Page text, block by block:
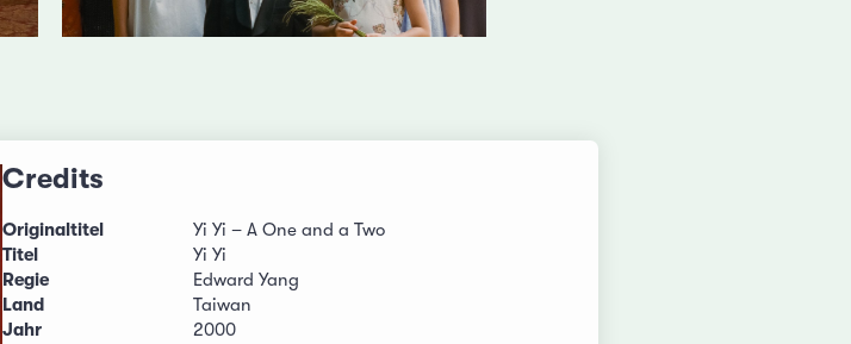
Credits
Originaltitel
Yi Yi – A One and a Two
Titel
Yi Yi
Regie
Edward Yang
Land
Taiwan
Jahr
2000